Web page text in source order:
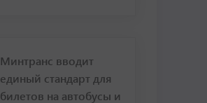
Минтранс вводит
единый стандарт для
билетов на автобусы и